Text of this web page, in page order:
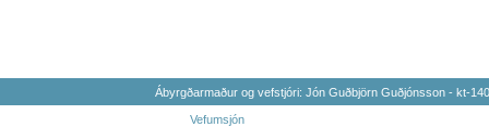
Ábyrgðarmaður og vefstjóri: Jón Guðbjörn Guðjónsson - kt-
Vefumsjón